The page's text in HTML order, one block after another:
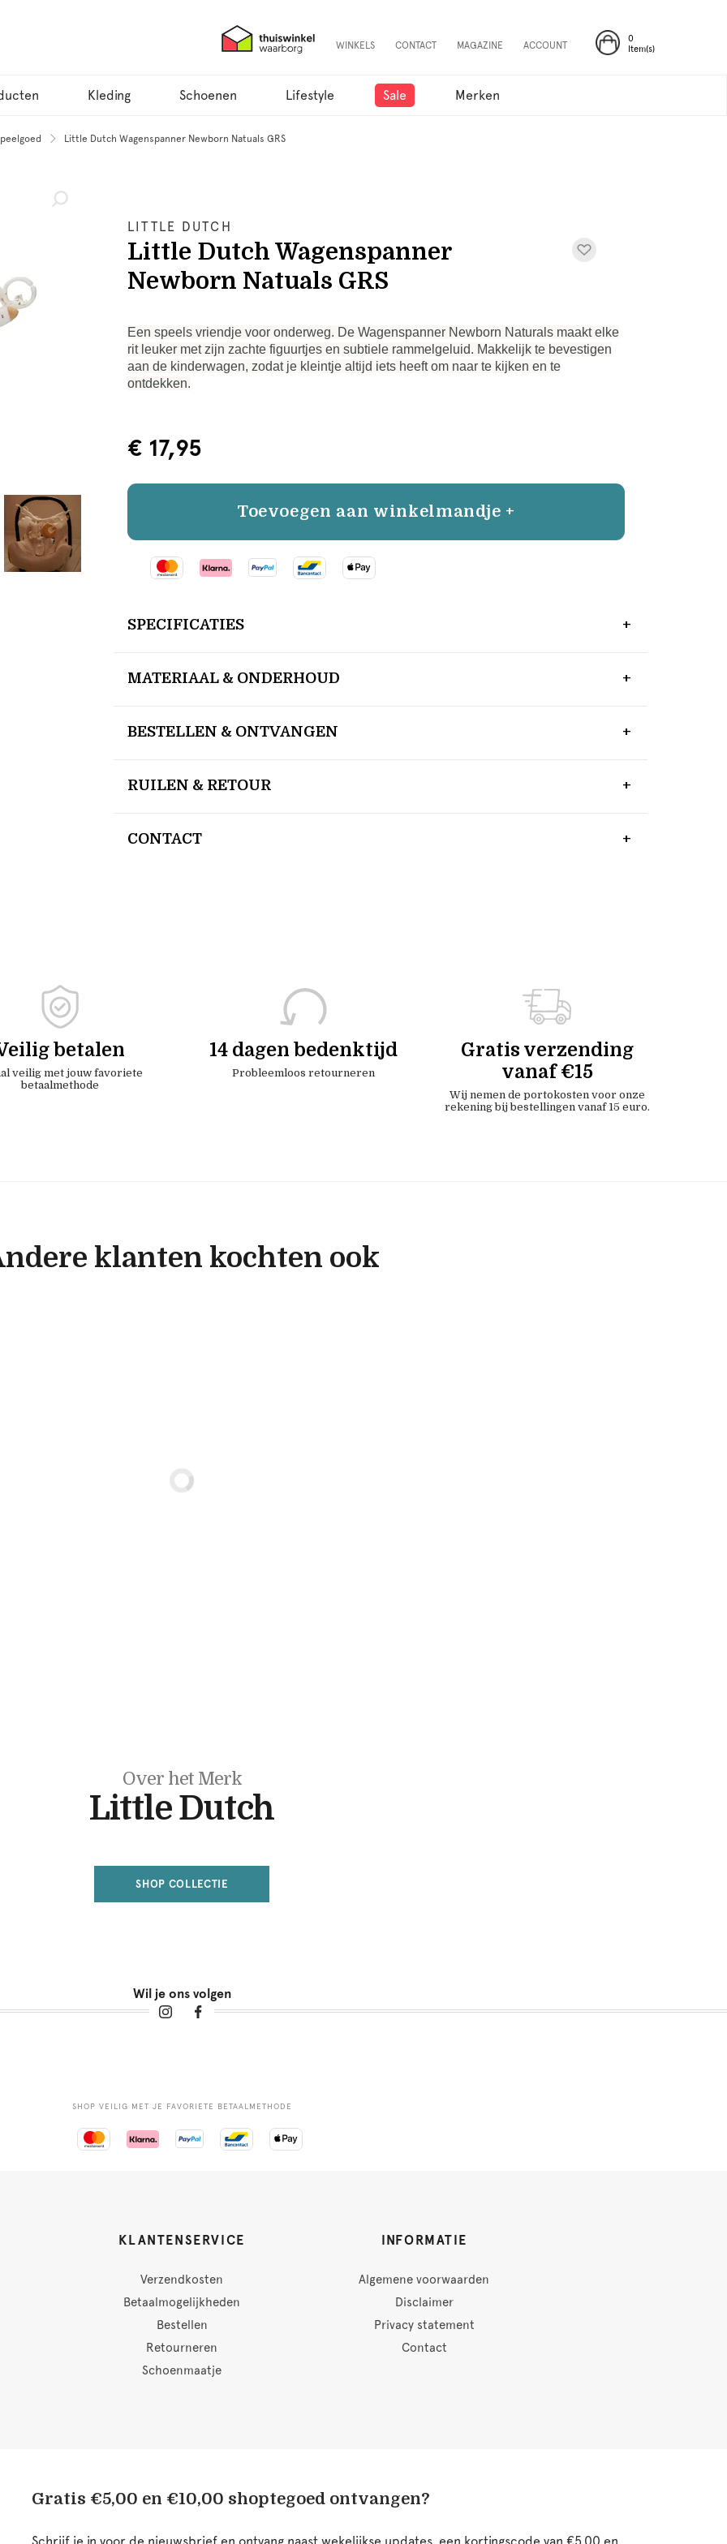
0
Item(s)
WINKELS CONTACT MAGAZINE ACCOUNT
Kleding Schoenen Lifestyle Sale Merken
Little Dutch Wagenspanner Newborn Natuals GRS
LITTLE DUTCH
Little Dutch Wagenspanner
Newborn Natuals GRS
Een speels vriendje voor onderweg. De Wagenspanner Newborn Naturals maakt elke
rit leuker met zijn zachte figuurtjes en subtiele rammelgeluid. Makkelijk te bevestigen
aan de kinderwagen, zodat je kleintje altijd iets heeft om naar te kijken en te
ontdekken.
€ 17,95
Toevoegen aan winkelmandje +
SPECIFICATIES
MATERIAAL & ONDERHOUD
BESTELLEN & ONTVANGEN
RUILEN & RETOUR
CONTACT
betalen
veilig met jouw favoriete
betaalmethode
14 dagen bedenktijd
Probleemloos retourneren
Gratis verzending
vanaf €15
Wij nemen de portokosten voor onze
rekening bij bestellingen vanaf 15 euro.
klanten kochten ook
Over het Merk
Little Dutch
SHOP COLLECTIE
Wil je ons volgen
SHOP VEILIG MET JE FAVORIETE BETAALMETHODE
KLANTENSERVICE
Verzendkosten
Betaalmogelijkheden
Bestellen
Retourneren
Schoenmaatje
INFORMATIE
Algemene voorwaarden
Disclaimer
Privacy statement
Contact
Gratis €5,00 en €10,00 shoptegoed ontvangen?